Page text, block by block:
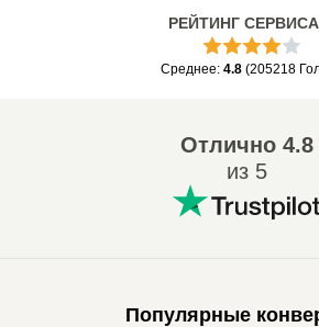
РЕЙТИНГ СЕРВИСА
Среднее: 4.8 (205218
Отлично4.8
из 5
Популярные